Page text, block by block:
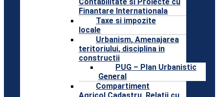
Contabilitate si Proiecte cu
Finantare Internationala
Taxe si impozite
locale
Urbanism, Amenajarea
teritoriului, disciplina in
constructii
PUG – Plan Urbanistic
General
Compartiment